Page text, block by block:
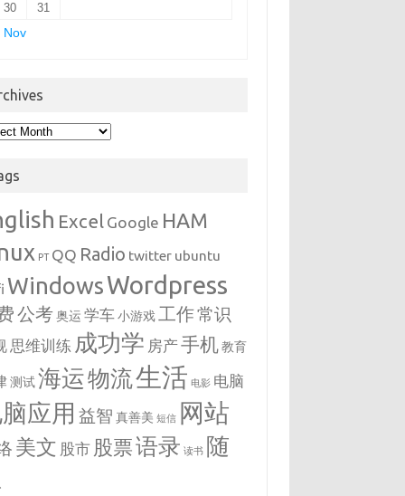
30
31
Nov
Excel Google HAM
PT QQ Radio twitter ubuntu
WindowsWordpress
公考 奥运 学车 小游戏 工作常识
思维训练 成功学 房产手机 教育
测试 海运物流生活 电影 电脑
应用 益智 真善美 短信 网站
美文 股市 股票语录 读书 随